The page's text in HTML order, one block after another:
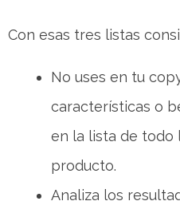
Con esas tres listas
No uses en tu
características o
en la lista de todo
producto.
Analiza los